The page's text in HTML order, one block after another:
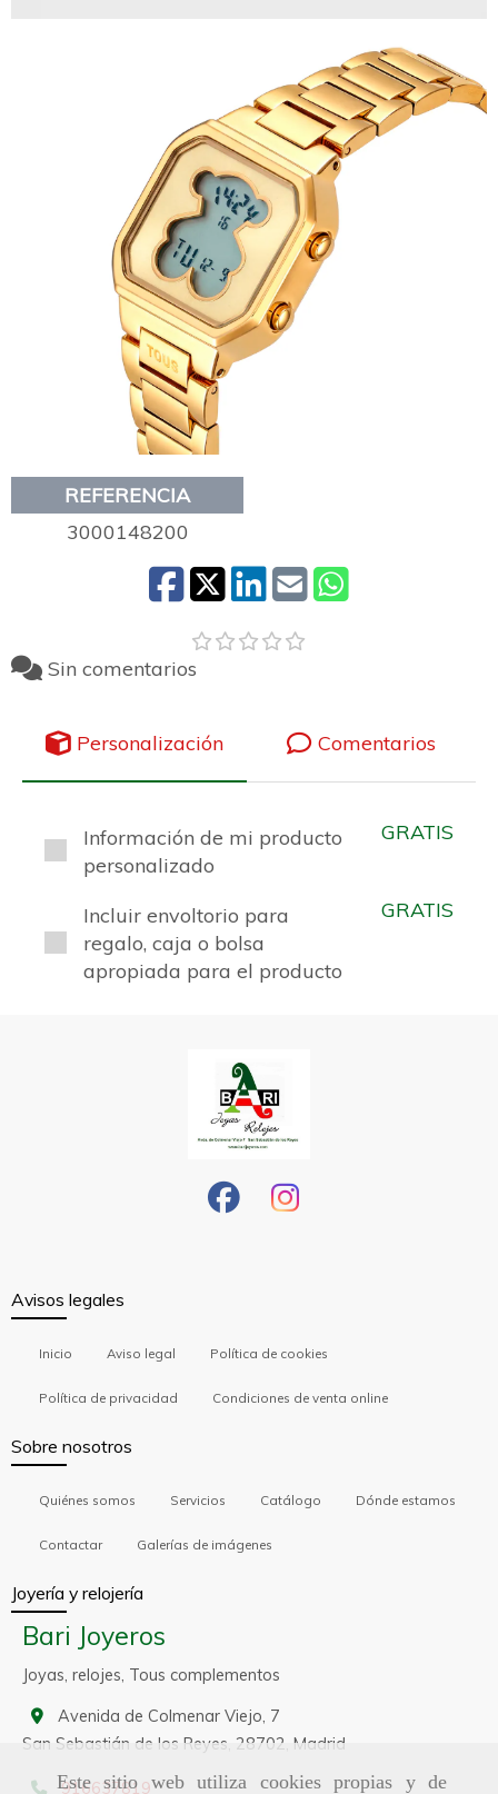
Este sitio web utiliza cookies propias y de
REFERENCIA
3000148200
Sin comentarios
Personalización Comentarios
Información de mi producto
personalizado
GRATIS
Incluir envoltorio para
regalo, caja o bolsa
apropiada para el producto
GRATIS
Avisos legales
Inicio Aviso legal Política de cookies
Política de privacidad Condiciones de venta online
Sobre nosotros
Quiénes somos Servicios Catálogo Dónde estamos
Contactar Galerías de imágenes
Joyería y relojería
Bari Joyeros
Joyas, relojes, Tous complementos
Avenida de Colmenar Viejo, 7
San Sebastián de los Reyes, 28702, Madrid
916637819